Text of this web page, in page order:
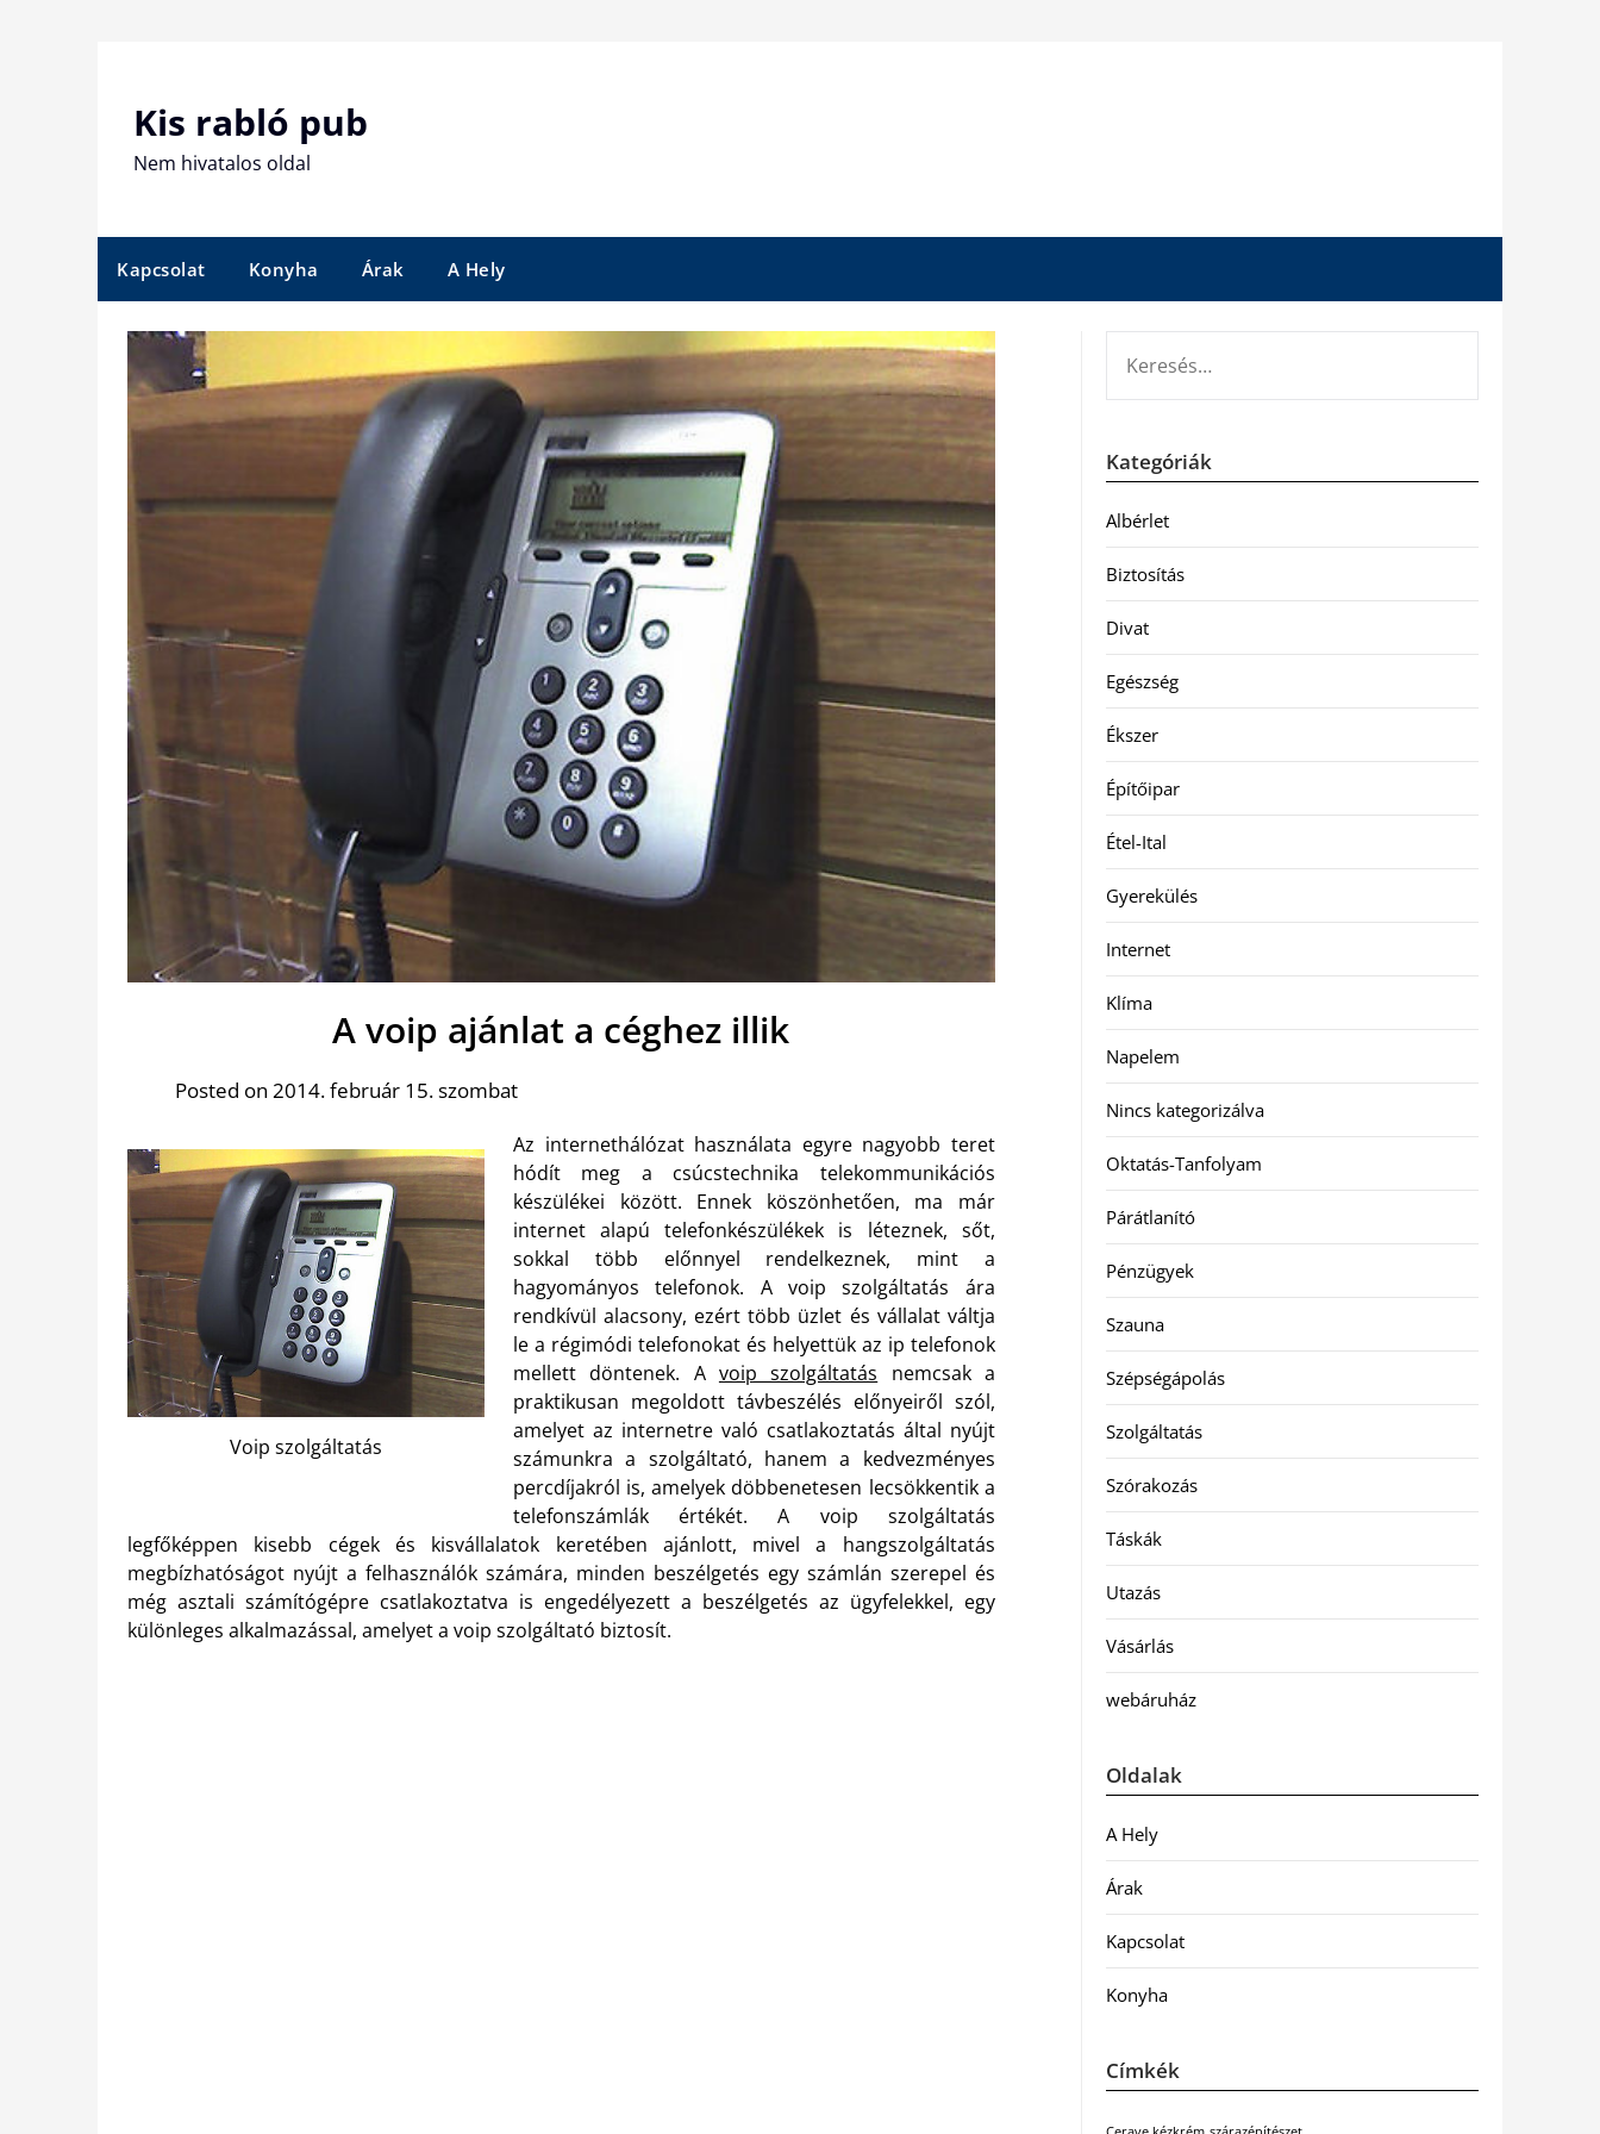
Kis rabló pub
Nem hivatalos oldal
Kapcsolat Konyha Árak A Hely
A voip ajánlat a céghez illik
Posted on 2014. február 15. szombat
Voip szolgáltatás
Az internethálózat használata egyre nagyobb teret
hódít meg a csúcstechnika telekommunikációs
készülékei között. Ennek köszönhetően, ma már
internet alapú telefonkészülékek is léteznek, sőt,
sokkal több előnnyel rendelkeznek, mint a
hagyományos telefonok. A voip szolgáltatás ára
rendkívül alacsony, ezért több üzlet és vállalat váltja
le a régimódi telefonokat és helyettük az ip telefonok
mellett döntenek. A voip szolgáltatás nemcsak a
praktikusan megoldott távbeszélés előnyeiről szól,
amelyet az internetre való csatlakoztatás által nyújt
számunkra a szolgáltató, hanem a kedvezményes
percdíjakról is, amelyek döbbenetesen lecsökkentik a
telefonszámlák értékét. A voip szolgáltatás
legfőképpen kisebb cégek és kisvállalatok keretében ajánlott, mivel a hangszolgáltatás
megbízhatóságot nyújt a felhasználók számára, minden beszélgetés egy számlán szerepel és
még asztali számítógépre csatlakoztatva is engedélyezett a beszélgetés az ügyfelekkel, egy
különleges alkalmazással, amelyet a voip szolgáltató biztosít.
Kategóriák
Albérlet
Biztosítás
Divat
Egészség
Ékszer
Építőipar
Étel-Ital
Gyerekülés
Internet
Klíma
Napelem
Nincs kategorizálva
Oktatás-Tanfolyam
Párátlanító
Pénzügyek
Szauna
Szépségápolás
Szolgáltatás
Szórakozás
Táskák
Utazás
Vásárlás
webáruház
Oldalak
A Hely
Árak
Kapcsolat
Konyha
Címkék